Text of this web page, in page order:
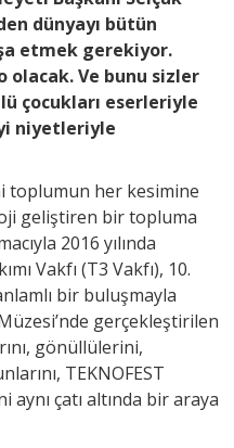
dünyayı bütün
etmek gerekiyor.
olacak. Ve bunu sizler
çocukları eserleriyle
niyetleriyle
toplumun her kesimine
geliştiren bir topluma
2016 yılında
Vakfı (T3 Vakfı), 10.
bir buluşmayla
gerçekleştirilen
gönüllülerini,
TEKNOFEST
aynı çatı altında bir araya